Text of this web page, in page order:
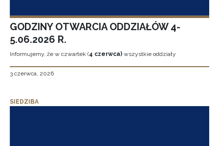
GODZINY OTWARCIA ODDZIAŁÓW 4-
5.06.2026 R.
Informujemy, że w czwartek (4 czerwca) wszystkie oddziały
3 czerwca, 2026
SIEDZIBA